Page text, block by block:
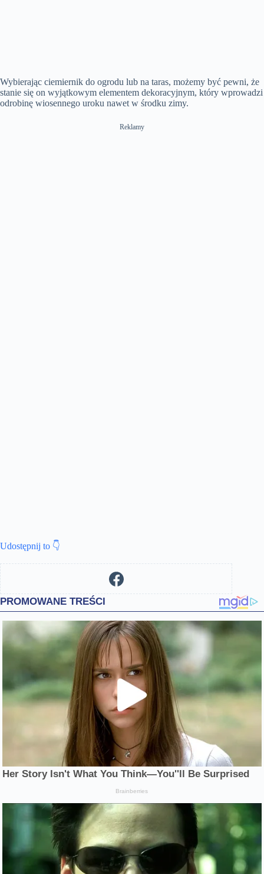
Wybierając ciemiernik do ogrodu lub na taras, możemy być pewni, że
stanie się on wyjątkowym elementem dekoracyjnym, który wprowadzi
odrobinę wiosennego uroku nawet w środku zimy.
Reklamy
Udostępnij to 👇